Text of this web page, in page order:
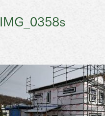
IMG_0358s